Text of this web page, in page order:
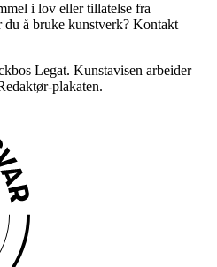
i lov eller tillatelse fra
å bruke kunstverk? Kontakt
Legat. Kunstavisen arbeider
plakaten.